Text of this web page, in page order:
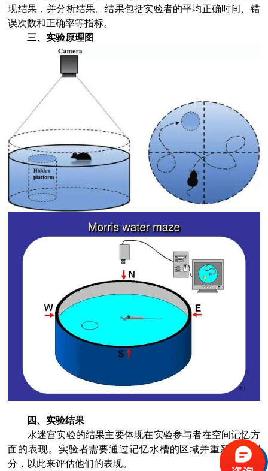
现结果，并分析结果。结果包括实验者的平均正确时间、错
误次数和正确率等指标。
三、实验原理图
四、实验结果
水迷宫实验的结果主要体现在实验参与者在空间记忆方
面的表现。实验者需要通过记忆水槽的区域并重新将其划
分，以此来评估他们的表现。